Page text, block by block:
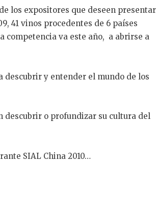
los expositores que deseen presentar
41 vinos procedentes de 6 países
competencia va este año, a abrirse a
descubrir y entender el mundo de los
descubrir o profundizar su cultura del
SIAL China 2010…